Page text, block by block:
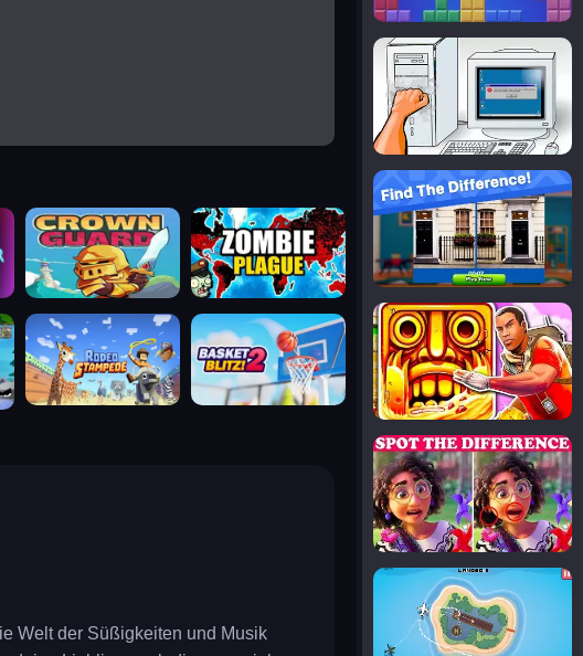
crown guard zombie plague
rodeo stampede basket blitz
Welt der Süßigkeiten und Musik
smash it
notice the difference
temple run 2
spot the differences
silly sky